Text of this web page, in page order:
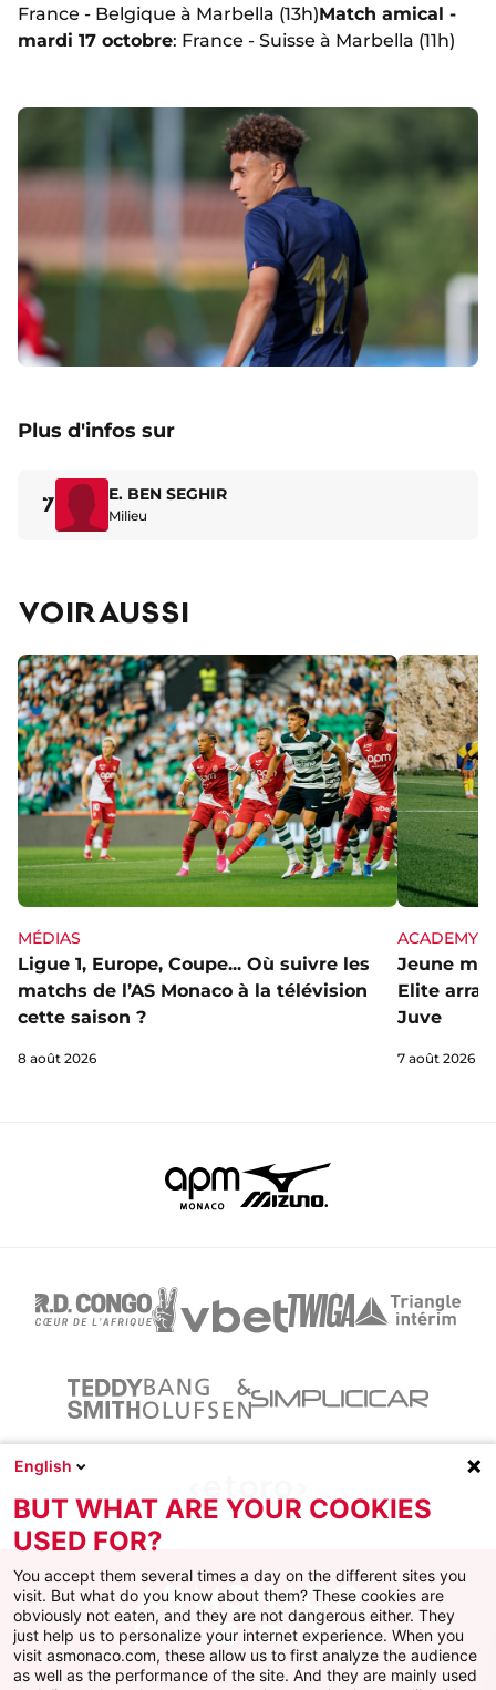
France - Belgique à Marbella (13h)Match amical -
mardi 17 octobre: France - Suisse à Marbella (11h)
Plus d'infos sur
7 E. BEN SEGHIR
Milieu
VOIR AUSSI
MÉDIAS
Ligue 1, Europe, Coupe... Où suivre les
matchs de l’AS Monaco à la télévision
cette saison ?
8 août 2026
ACADEMY
Jeune
Elite
Juve
7 août 2026
Facebook
X Instagram
YoutubeTikTokTwitch
English
BUT WHAT ARE YOUR COOKIES
USED FOR?
You accept them several times a day on the different sites you
visit. But what do you know about them? These cookies are
obviously not eaten, and they are not dangerous either. They
just help us to personalize your internet experience. When you
visit asmonaco.com, these allow us to first analyze the audience
as well as the performance of the site. And they are mainly used